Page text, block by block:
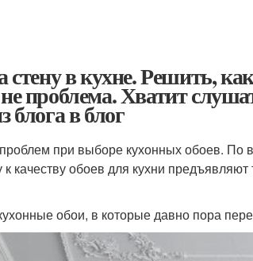
стену в кухне. Решить,
проблема. Хватит
блога в блог
при выборе кухонных обоев. По
качеству обоев для кухни
обои, в которые давно пора